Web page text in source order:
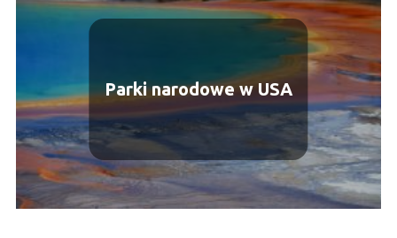
Parki narodowe w USA